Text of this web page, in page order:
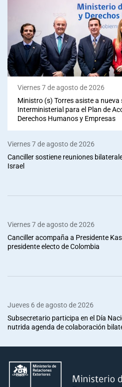
Viernes 7 de agosto de 2026
Ministro (s) Torres asiste a nueva
Interministerial para el Plan de
Derechos Humanos y Empresas
Viernes 7 de agosto de 2026
Canciller sostiene reuniones
Israel
Viernes 7 de agosto de 2026
Canciller acompaña a Presidente
presidente electo de Colombia
Jueves 6 de agosto de 2026
Subsecretario participa en el Día
nutrida agenda de colaboración